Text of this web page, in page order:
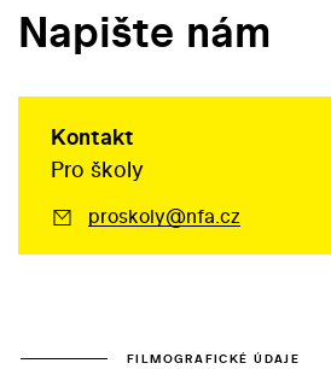
Napište nám
Kontakt
Pro školy
proskoly@nfa.cz
FILMOGRAFICKÉ ÚDAJE